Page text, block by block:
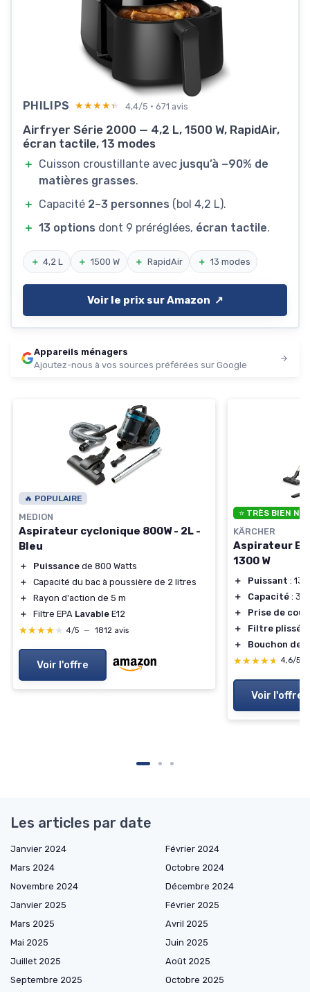
PHILIPS ★★★★★
★★★★★ 4,4/5 · 671 avis
Airfryer Série 2000 — 4,2 L, 1500 W, RapidAir,
écran tactile, 13 modes
＋ Cuisson croustillante avec jusqu’à −90% de
matières grasses.
＋ Capacité 2–3 personnes (bol 4,2 L).
＋ 13 options dont 9 préréglées, écran tactile.
＋ 4,2 L ＋ 1500 W ＋ RapidAir ＋ 13 modes
Voir le prix sur Amazon ↗️
Appareils ménagers
Ajoutez-nous à vos sources préférées sur Google
🔥 POPULAIRE
MEDION
Aspirateur cyclonique 800W - 2L -
Bleu
＋ Puissance de 800 Watts
＋
Capacité du bac à poussière de 2 litres
＋
Rayon d'action de 5 m
＋
Filtre EPA Lavable E12
★★★★★
★★★★★ 4/5 — 1812 avis
Voir l'offre
⭐ TRÈS BIEN
KÄRCHER
Aspirateur
1300 W
＋ Puissant :
＋
Capacité : 30 l
＋
Prise de
＋
Filtre plissé
＋
Bouchon de
★★★★★
★★★★★ 4,6/5
Voir l'offre
Les articles par date
Janvier 2024
Février 2024
Mars 2024
Octobre 2024
Novembre 2024
Décembre 2024
Janvier 2025
Février 2025
Mars 2025
Avril 2025
Mai 2025
Juin 2025
Juillet 2025
Août 2025
Septembre 2025
Octobre 2025